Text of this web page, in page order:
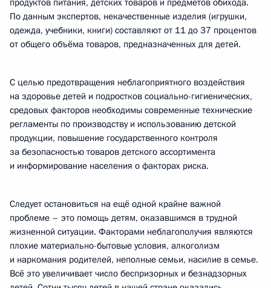
продуктов питания, детских товаров и предметов обихода.
По данным экспертов, некачественные изделия (игрушки,
одежда, учебники, книги) составляют от 11 до 37 процентов
от общего объёма товаров, предназначенных для детей.
С целью предотвращения неблагоприятного воздействия
на здоровье детей и подростков социально-гигиенических,
средовых факторов необходимы современные технические
регламенты по производству и использованию детской
продукции, повышение государственного контроля
за безопасностью товаров детского ассортимента
и информирование населения о факторах риска.
Следует остановиться на ещё одной крайне важной
проблеме – это помощь детям, оказавшимся в трудной
жизненной ситуации. Факторами неблагополучия являются
плохие материально-бытовые условия, алкоголизм
и наркомания родителей, неполные семьи, насилие в семье.
Всё это увеличивает число беспризорных и безнадзорных